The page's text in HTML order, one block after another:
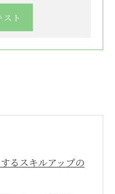
スト
るスキルアップの